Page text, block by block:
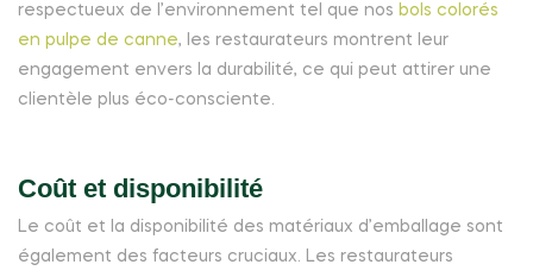
respectueux de l’environnement tel que nos bols colorés
en pulpe de canne, les restaurateurs montrent leur
engagement envers la durabilité, ce qui peut attirer une
clientèle plus éco-consciente.
Coût et disponibilité
Le coût et la disponibilité des matériaux d’emballage sont
également des facteurs cruciaux. Les restaurateurs